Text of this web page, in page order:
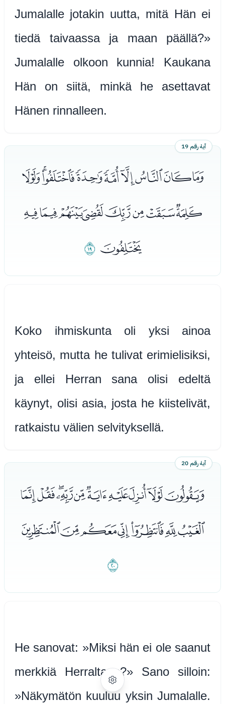
Jumalalle jotakin uutta, mitä Hän ei
tiedä taivaassa ja maan päällä?»
Jumalalle olkoon kunnia! Kaukana
Hän on siitä, minkä he asettavat
Hänen rinnalleen.
آية رقم 19
ﯢﯣﯤﯥﯦﯧﯨﯩﯪ
ﯫﯬﯭﯮﯯﯰﯱﯲ
ﯳﯴ
Koko ihmiskunta oli yksi ainoa
yhteisö, mutta he tulivat erimielisiksi,
ja ellei Herran sana olisi edeltä
käynyt, olisi asia, josta he kiistelivät,
ratkaistu välien selvityksellä.
آية رقم 20
ﯵﯶﯷﯸﯹﯺﯻﯼﯽﯾ
ﯿﰀﰁﰂﰃﰄﰅ
ﰆ
He sanovat: »Miksi hän ei ole saanut
merkkiä Herraltaan?» Sano silloin:
»Näkymätön kuuluu yksin Jumalalle.